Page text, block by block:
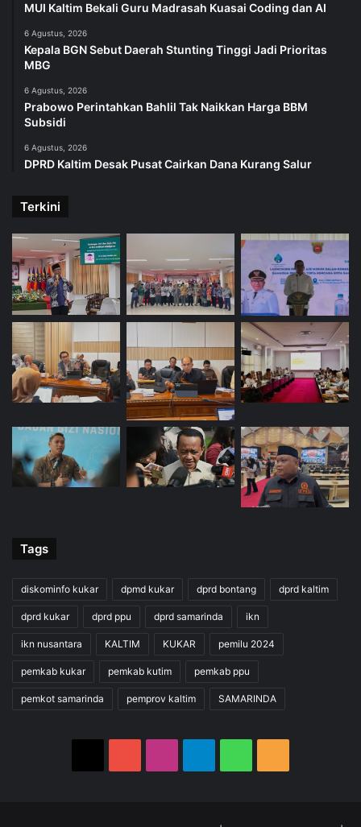
MUI Kaltim Bekali Guru Madrasah Kuasai Coding dan AI
6 Agustus, 2026
Kepala BGN Sebut Daerah Stunting Tinggi Jadi Prioritas
MBG
6 Agustus, 2026
Prabowo Perintahkan Bahlil Tak Naikkan Harga BBM
Subsidi
6 Agustus, 2026
DPRD Kaltim Desak Pusat Cairkan Dana Kurang Salur
Terkini
Tags
diskominfo kukar dpmd kukar dprd bontang dprd kaltim
dprd kukar dprd ppu dprd samarinda ikn
ikn nusantara KALTIM KUKAR pemilu 2024
pemkab kukar pemkab kutim pemkab ppu
pemkot samarinda pemprov kaltim SAMARINDA